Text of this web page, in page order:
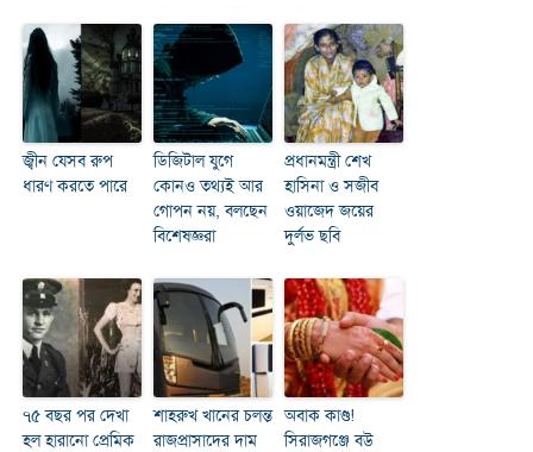
জ্বীন যেসব রুপ
ধারণ করতে পারে
ডিজিটাল যুগে
কোনও তথ্যই আর
গোপন নয়, বলছেন
বিশেষজ্ঞরা
প্রধানমন্ত্রী শেখ
হাসিনা ও সজীব
ওয়াজেদ জয়ের
দুর্লভ ছবি
৭৫ বছর পর দেখা
হল হারানো প্রেমিক
শাহরুখ খানের চলন্ত
রাজপ্রাসাদের দাম
অবাক কাণ্ড!
সিরাজগঞ্জে বউ